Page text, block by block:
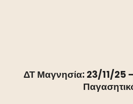
ΔΤ Μαγνησία: 23/11/25